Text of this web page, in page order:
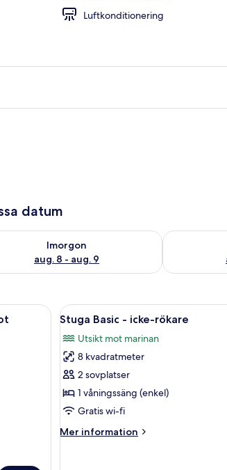
Luftkonditionering
datum
8
Imorgon
aug. 8 - aug. 9
tillgängligheten för imorgon aug. 8 -
Kontrollera
rökare - utsikt mot marinan | Gratis wi-fi och
Öppna
alla
foton
för
Stuga
Basic
-
rökare
Stuga
3
Stuga Basic - icke-rökare
Utsikt mot marinan
8 kvadratmeter
2 sovplatser
1 våningssäng (enkel)
Gratis wi-fi
Mer information
Mer